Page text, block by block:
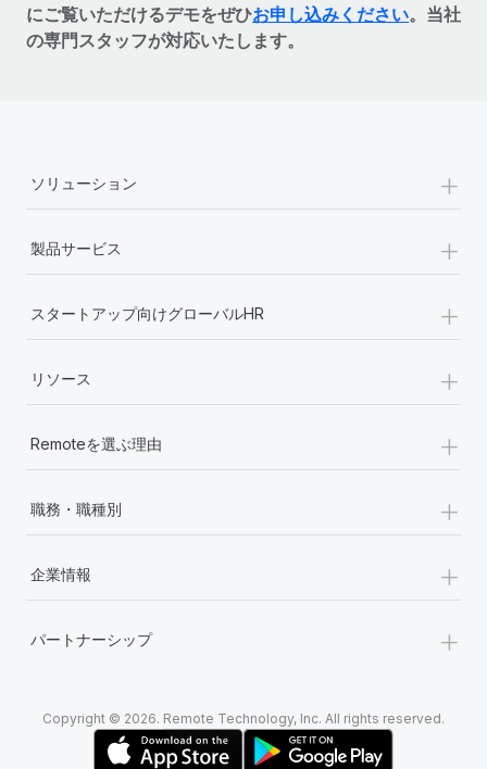
にご覧いただけるデモをぜひお申し込みください。当社
の専門スタッフが対応いたします。
ソリューション +
製品サービス +
スタートアップ向けグローバルHR +
リソース +
Remoteを選ぶ理由 +
職務・職種別 +
企業情報 +
パートナーシップ +
Copyright © 2026. Remote Technology, Inc. All rights reserved.